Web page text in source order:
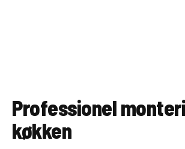
Professionel
køkken